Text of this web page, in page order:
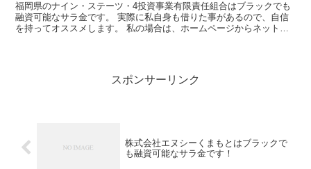
福岡県のナイン・ステーツ・4投資事業有限責任組合はブラックでも
融資可能なサラ金です。 実際に私自身も借りた事があるので、自信
を持ってオススメします。 私の場合は、ホームページからネットで
スポンサーリンク
株式会社エヌシーくまもとはブラックで
も融資可能なサラ金です！